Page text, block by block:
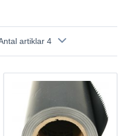
artiklar 4